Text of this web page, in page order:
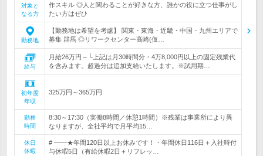
対象と
なる方
作スキル ◎人と関わることが好きな方、誰かの役に立つ仕事がし
たい方はぜひ
勤務地
【勤務地は希望を考慮】 関東・東海・近畿・中国・九州エリアで
募集 群馬 ◎リワークセンター高崎(仮…
給与
月給26万円～└上記は月30時間分・4万8,000円以上の固定残業代
を含みます。超過分は追加支給いたします。※試用期…
初年度
年収
325万円～365万円
勤務
時間
8:30～17:30（実働8時間／休憩1時間）※残業は事業所により異
なりますが、全社平均で月平均15…
休日
休暇
# ――★年間120日以上お休みです！・年間休日116日＋入社時付
与休暇5日（有給休暇2日＋リフレッ…